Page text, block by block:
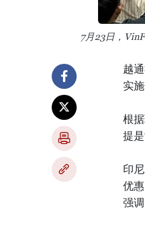
7月23日，
越
实
根
提
印
优
强